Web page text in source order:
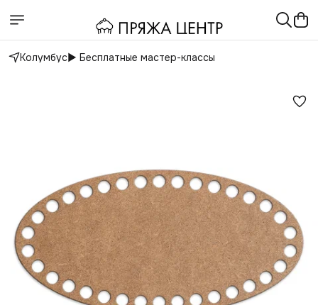
Колумбус▶️ Бесплатные мастер-классы